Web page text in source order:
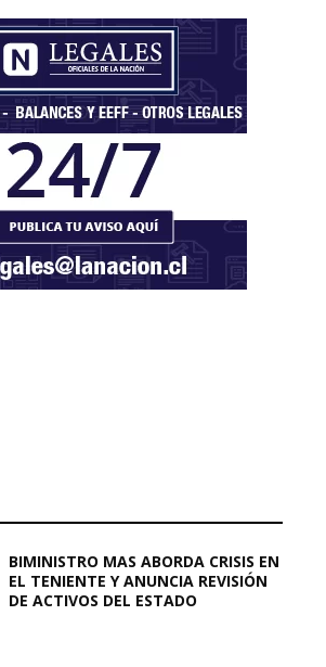
BIMINISTRO MAS ABORDA CRISIS EN
EL TENIENTE Y ANUNCIA REVISIÓN
DE ACTIVOS DEL ESTADO